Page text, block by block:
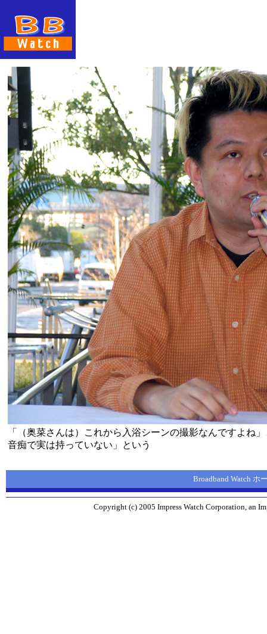
「（奥菜さんは）これから入浴シーンの撮影なんですよね
音痴で実は持っていない」という
Broadband Watch ホ
Copyright (c) 2005 Impress Watch Corporation, an